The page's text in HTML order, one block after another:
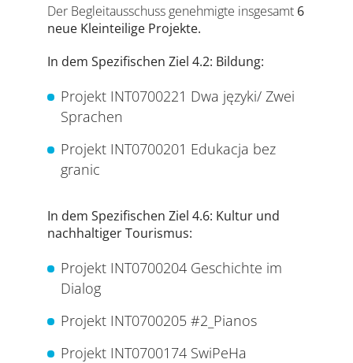
Der Begleitausschuss genehmigte insgesamt 6
neue Kleinteilige Projekte.
In dem Spezifischen Ziel 4.2: Bildung:
Projekt INT0700221 Dwa języki/ Zwei
Sprachen
Projekt INT0700201 Edukacja bez
granic
In dem Spezifischen Ziel 4.6: Kultur und
nachhaltiger Tourismus:
Projekt INT0700204 Geschichte im
Dialog
Projekt INT0700205 #2_Pianos
Projekt INT0700174 SwiPeHa